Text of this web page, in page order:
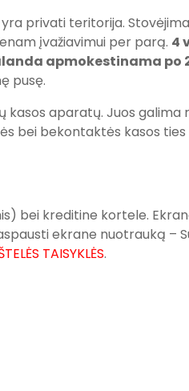
privati teritorija.
įvažiavimui per parą. 4
apmokestinama po
pusę.
kasos aparatų. Juos
bei bekontaktės kasos ties
bei kreditine kortele.
ekrane nuotrauką –
TAISYKLĖS.